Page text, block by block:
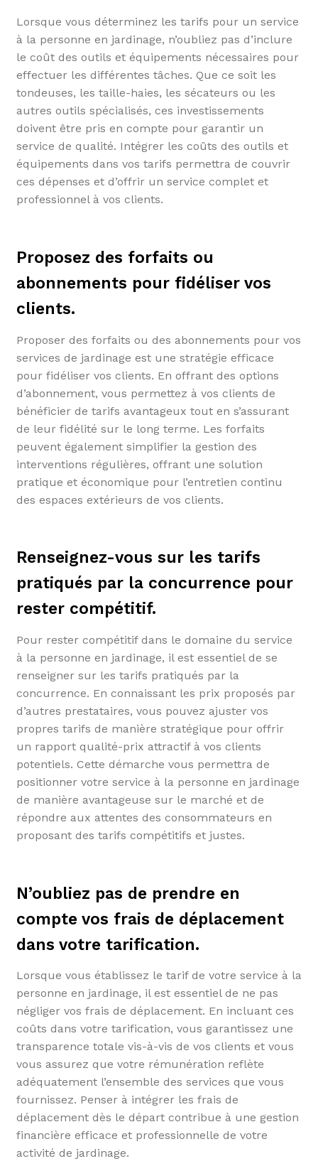
Lorsque vous déterminez les tarifs pour un service
à la personne en jardinage, n’oubliez pas d’inclure
le coût des outils et équipements nécessaires pour
effectuer les différentes tâches. Que ce soit les
tondeuses, les taille-haies, les sécateurs ou les
autres outils spécialisés, ces investissements
doivent être pris en compte pour garantir un
service de qualité. Intégrer les coûts des outils et
équipements dans vos tarifs permettra de couvrir
ces dépenses et d’offrir un service complet et
professionnel à vos clients.
Proposez des forfaits ou
abonnements pour fidéliser vos
clients.
Proposer des forfaits ou des abonnements pour vos
services de jardinage est une stratégie efficace
pour fidéliser vos clients. En offrant des options
d’abonnement, vous permettez à vos clients de
bénéficier de tarifs avantageux tout en s’assurant
de leur fidélité sur le long terme. Les forfaits
peuvent également simplifier la gestion des
interventions régulières, offrant une solution
pratique et économique pour l’entretien continu
des espaces extérieurs de vos clients.
Renseignez-vous sur les tarifs
pratiqués par la concurrence pour
rester compétitif.
Pour rester compétitif dans le domaine du service
à la personne en jardinage, il est essentiel de se
renseigner sur les tarifs pratiqués par la
concurrence. En connaissant les prix proposés par
d’autres prestataires, vous pouvez ajuster vos
propres tarifs de manière stratégique pour offrir
un rapport qualité-prix attractif à vos clients
potentiels. Cette démarche vous permettra de
positionner votre service à la personne en jardinage
de manière avantageuse sur le marché et de
répondre aux attentes des consommateurs en
proposant des tarifs compétitifs et justes.
N’oubliez pas de prendre en
compte vos frais de déplacement
dans votre tarification.
Lorsque vous établissez le tarif de votre service à la
personne en jardinage, il est essentiel de ne pas
négliger vos frais de déplacement. En incluant ces
coûts dans votre tarification, vous garantissez une
transparence totale vis-à-vis de vos clients et vous
vous assurez que votre rémunération reflète
adéquatement l’ensemble des services que vous
fournissez. Penser à intégrer les frais de
déplacement dès le départ contribue à une gestion
financière efficace et professionnelle de votre
activité de jardinage.